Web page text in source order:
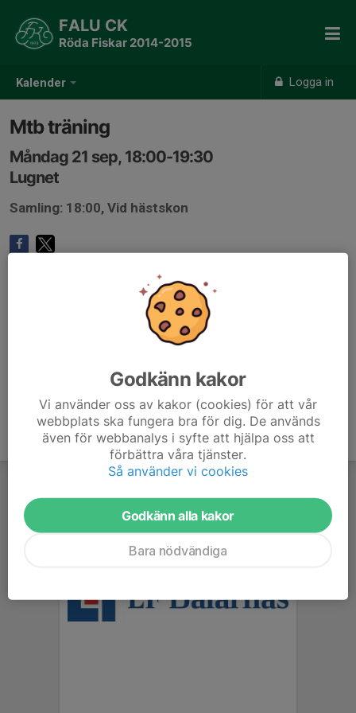
Kalender Logga in
FALU CK
Röda Fiskar 2014-2015
Mtb träning
Måndag 21 sep, 18:00-19:30
Lugnet
Samling: 18:00, Vid hästskon
Anmälan är öppen för gruppens medlemmar.
Godkänn kakor
Vi använder oss av kakor (cookies) för att vår
webbplats ska fungera bra för dig. De används
även för webbanalys i syfte att hjälpa oss att
förbättra våra tjänster.
Så använder vi cookies
Godkänn alla kakor
Bara nödvändiga